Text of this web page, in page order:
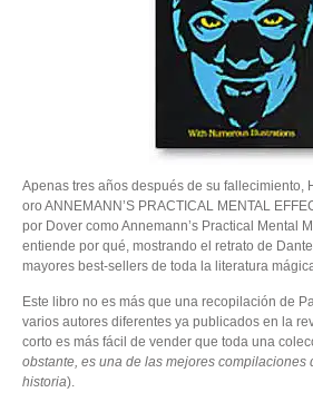
Apenas tres años después de su fallecimiento,
oro ANNEMANN’S PRACTICAL MENTAL
por Dover como Annemann’s Practical Mental
entiende por qué, mostrando el retrato de
mayores best-sellers de toda la literatura
Este libro no es más que una recopilación de
varios autores diferentes ya publicados en la
corto es más fácil de vender que toda una
obstante, es una de las mejores compilaciones
historia).